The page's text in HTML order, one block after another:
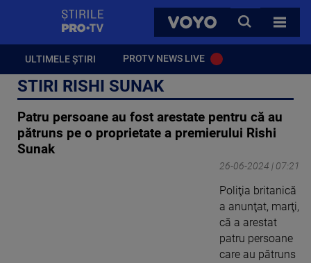
VOYO
CAUTA
TOATE
ULTIMELE ȘTIRI PROTV NEWS LIVE
STIRI RISHI SUNAK
Patru persoane au fost arestate pentru că au
pătruns pe o proprietate a premierului Rishi
Sunak
26-06-2024 | 07:21
Poliţia britanică
a anunţat, marţi,
că a arestat
patru persoane
care au pătruns